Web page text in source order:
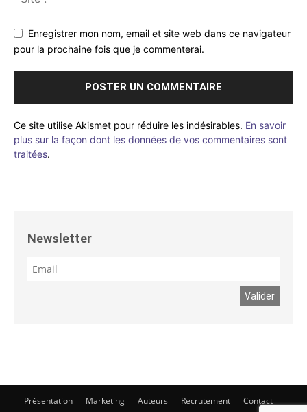
Enregistrer mon nom, email et site web dans ce navigateur
pour la prochaine fois que je commenterai.
Ce site utilise Akismet pour réduire les indésirables. En savoir
plus sur la façon dont les données de vos commentaires sont
traitées.
Newsletter
Présentation Marketing Auteurs Recrutement
Contact